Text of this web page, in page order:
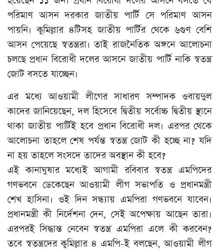
পরিমাণ আসন দরকার জাতীয় পার্টি সে পরিমাণ আসন
পায়নি। কুমিল্লার ৪টিসহ জাতীয় পার্টির থেকে ৬গুণ বেশি
আসন পেয়েছে স্বতন্ত্ররা। তাই রাজনৈতিক অঙ্গনে আলোচনা
চলছে প্রধান বিরোধী দলের আসনে জাতীয় পার্টি নাকি স্বতন্ত্র
জোট বসতে যাচ্ছেন।
এর মধ্যে আওয়ামী লীগের সাধারণ সম্পাদক ওবায়দুল
কাদের জানিয়েছেন, দল হিসেবে দ্বিতীয় সর্বোচ্চ দ্বিতীয় স্থানে
থাকা জাতীয় পার্টিই হবে প্রধান বিরোধী দল। এরপর থেকে
আলোচনা তাহলে শেষ পর্যন্ত স্বতন্ত্র জোট কী হচ্ছে না? যদি
না হয় তাহলে সংসদে তাদের অবস্থান কী হবে?
এই কানাঘুষার মধ্যেই আগামী রবিবার স্বতন্ত্র এমপিদের
গণভবনে ডেকেছেন আওয়ামী লীগ সভাপতি ও প্রধানমন্ত্রী
শেখ হাসিনা। ওই দিন সন্ধ্যায় এমপিরা গণভবনে যাবেন।
প্রধানমন্ত্রী কী নির্দেশনা দেন, সেই অপেক্ষায় আছেন তারা।
এরপরই সিদ্ধান্ত নেবেন স্বতন্ত্র এমপিরা এলে কী করবেন?
তবে স্বতন্ত্রদের কুমিল্লার ৪ এমপি-ই বলছেন, আওয়ামী লীগ